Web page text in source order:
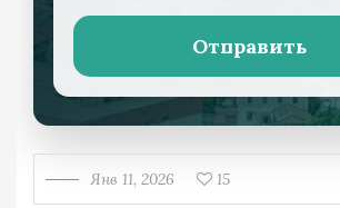
Отправить
Янв 11, 2026 15